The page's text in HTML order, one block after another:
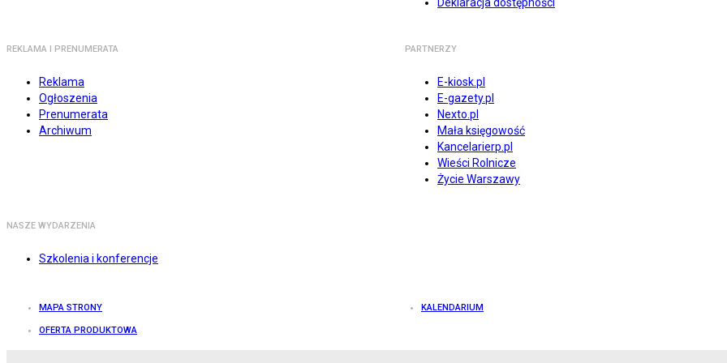
REKLAMA I PRENUMERATA
Reklama
Ogłoszenia
Prenumerata
Archiwum
PARTNERZY
E-kiosk.pl
E-gazety.pl
Nexto.pl
Mała księgowość
Kancelarierp.pl
Wieści Rolnicze
Życie Warszawy
NASZE WYDARZENIA
Szkolenia i konferencje
MAPA STRONY KALENDARIUM
OFERTA PRODUKTOWA